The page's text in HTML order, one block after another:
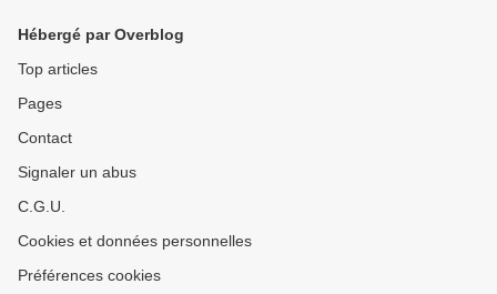
Hébergé par Overblog
Top articles
Pages
Contact
Signaler un abus
C.G.U.
Cookies et données personnelles
Préférences cookies